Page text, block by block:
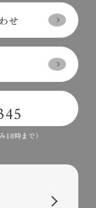
せ
時まで）